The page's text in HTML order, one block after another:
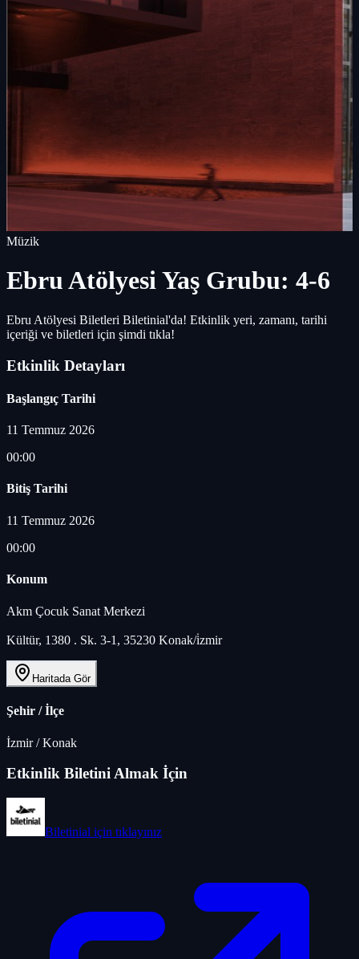
Müzik
Ebru Atölyesi Yaş Grubu: 4-6
Ebru Atölyesi Biletleri Biletinial'da! Etkinlik yeri, zamanı, tarihi
içeriği ve biletleri için şimdi tıkla!
Etkinlik Detayları
Başlangıç Tarihi
11 Temmuz 2026
00:00
Bitiş Tarihi
11 Temmuz 2026
00:00
Konum
Akm Çocuk Sanat Merkeziㅤ
Kültür, 1380 . Sk. 3-1, 35230 Konak/i̇zmir
Haritada Gör
Şehir / İlçe
İzmir/Konak
Etkinlik Biletini Almak İçin
Biletinial için tıklayınız